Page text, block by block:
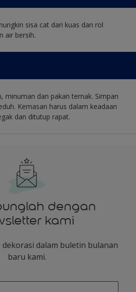
sisa cat dari kuas dan rol
air bersih.
minuman dan pakan ternak. Simpan
Kemasan harus dalam keadaan
dan ditutup rapat.
dengan
kami
dalam buletin bulanan
baru kami.